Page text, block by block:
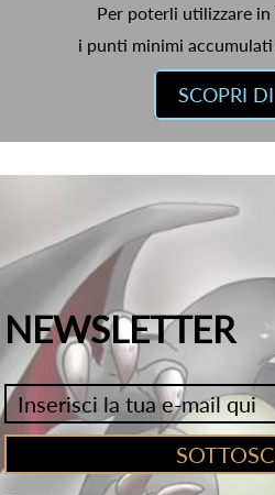
Per poterli utilizzare
i punti minimi accumulati
SCOPRI
NEWSLETTER